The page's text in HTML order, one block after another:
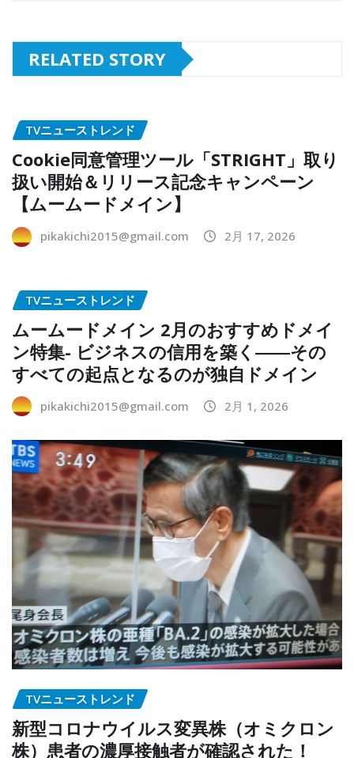
RELATED STORY
TVニューストレンド
Cookie同意管理ツール「STRIGHT」取り
扱い開始＆リリース記念キャンペーン
【ムームードメイン】
pikakichi2015@gmail.com 2月 17, 2026
TVニューストレンド
ムームードメイン 2月のおすすめドメイ
ン特集- ビジネスの信用を築く――その
すべての起点となるのが独自ドメイン
pikakichi2015@gmail.com 2月 1, 2026
TVニューストレンド
新型コロナウイルス変異株（オミクロン
株）患者の濃厚接触者が確認された！